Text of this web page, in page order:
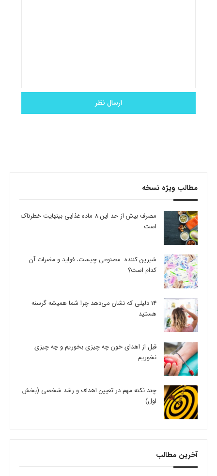
مطالب ویژه نسخه
مصرف بیش از حد این 8 ماده غذایی بینهایت خطرناک
است
شیرین کننده مصنوعی چیست، فواید و مضرات آن
کدام است؟
14 دلیلی که نشان می‌دهد چرا شما همیشه گرسنه
هستید
قبل از اهدای خون چه چیزی بخوریم و چه چیزی
نخوریم
چند نکته مهم در تعیین اهداف و رشد شخصی (بخش
اول)
آخرین مطالب